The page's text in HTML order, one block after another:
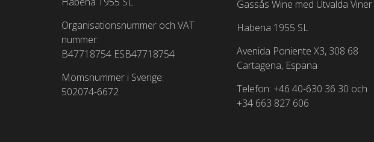
Organisationsnummer och VAT
nummer:
B47718754 ESB47718754
Momsnummer i Sverige:
502074-6672
Gassås Wine med Utvalda Viner
Habena 1955 SL
Avenida Poniente X3, 308 68
Cartagena, Espana
Telefon: +46 40-630 36 30 och
+34 663 827 606